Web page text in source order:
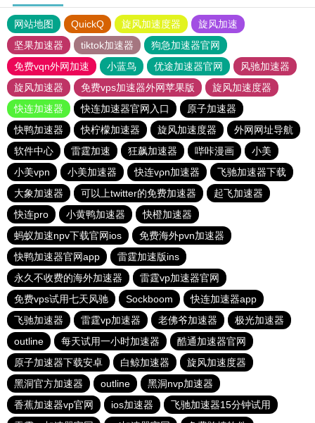
网站地图 QuickQ 旋风加速度器
旋风加速
坚果加速器
tiktok加速器
狗急加速器官网
免费vqn外网加速
小蓝鸟 优途加速器官网
风驰加速器
旋风加速器
免费vps加速器外网苹果版
旋风加速度器
快连加速器
快连加速器官网入口
原子加速器
快鸭加速器
快柠檬加速器 旋风加速度器
外网网址导航
软件中心
雷霆加速 狂飙加速器 哔咔漫画
小美
小美vpn
小美加速器 快连vρn加速器
飞驰加速器下载
大象加速器
可以上twitter的免费加速器
起飞加速器
快连pro
小黄鸭加速器
快橙加速器
蚂蚁加速npv下载官网ios
免费海外pvn加速器
快鸭加速器官网app
雷霆加速版ins
永久不收费的海外加速器
雷霆vp加速器官网
免费vps试用七天风驰
Sockboom
快连加速器app
飞驰加速器
雷霆vp加速器 老佛爷加速器
极光加速器
outline
每天试用一小时加速器
酷通加速器官网
原子加速器下载安卓
白鲸加速器
旋风加速度器
黑洞官方加速器
outline
黑洞nvp加速器
香蕉加速器vp官网
ios加速器
飞驰加速器15分钟试用